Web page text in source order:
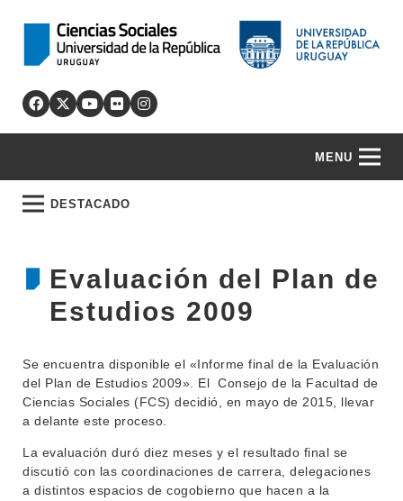
MENU
DESTACADO
Evaluación del Plan de
Estudios 2009
Se encuentra disponible el «Informe final de la Evaluación
del Plan de Estudios 2009». El Consejo de la Facultad de
Ciencias Sociales (FCS) decidió, en mayo de 2015, llevar
a delante este proceso.
La evaluación duró diez meses y el resultado final se
discutió con las coordinaciones de carrera, delegaciones
a distintos espacios de cogobierno que hacen a la